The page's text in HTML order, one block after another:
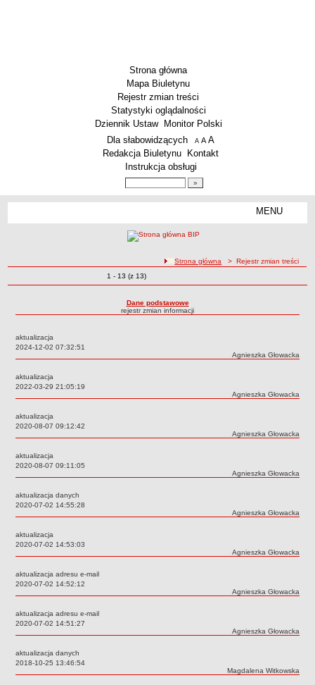
Strona główna
Mapa Biuletynu
Rejestr zmian treści
Statystyki oglądalności
Dziennik Ustaw
Monitor Polski
Menu dodatkowe
Dla słabowidzących A pomniejsz czcionkę
A standardowy rozmiar czcionki
A
Redakcja Biuletynu
Kontakt
Instrukcja obsługi
MENU
Techniczne Zakłady Naukowe
PRZEDSZKOLA
ARCHIWUM SZKÓŁ I PLACÓWEK
Zlikwidowane gimnazja
Przekształcone szkoły i placówki
Wielofunkcyjna Placówka
SPECJALNE OŚRODKI SZKOLNO-WYCHOWAWCZE
Specjalny Ośrodek nr 1
BURSA MIEJSKA
Dane podstawowe
Statut
Majątek
Godziny dyżurów
Zarządzenia
Kontrole
Sprawozdania
PORADNIE PSYCHOLOGICZNO-PEDAGOGICZNE
Zespół Poradni
ścieżka nawigacji
Strona główna > Rejestr zmian treści
Zmiany o pozycjach
1 - 13 (z 13)
Dane podstawowe
rejestr zmian informacji
aktualizacja
Data:
2024-12-02 07:32:51
Autor:
Agnieszka Głowacka
aktualizacja
Data:
2022-03-29 21:05:19
Autor:
Agnieszka Głowacka
aktualizacja
Data:
2020-08-07 09:12:42
Autor:
Agnieszka Głowacka
aktualizacja
Data:
2020-08-07 09:11:05
Autor:
Agnieszka Głowacka
aktualizacja danych
Data:
2020-07-02 14:55:28
Autor:
Agnieszka Głowacka
aktualizacja
Data:
2020-07-02 14:53:03
Autor:
Agnieszka Głowacka
aktualizacja adresu e-mail
Data:
2020-07-02 14:52:12
Autor:
Agnieszka Głowacka
aktualizacja adresu e-mail
Data:
2020-07-02 14:51:27
Autor:
Agnieszka Głowacka
aktualizacja danych
Data:
2018-10-25 13:46:54
Autor:
Magdalena Witkowska